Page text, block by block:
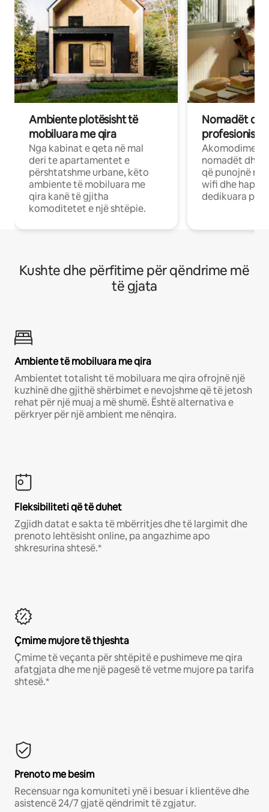
Ambiente plotësisht të
mobiluara me qira
Nga kabinat e qeta në mal
deri te apartamentet e
përshtatshme urbane, këto
ambiente të mobiluara me
qira kanë të gjitha
komoditetet e një shtëpie.
Nomadët
Akomodime
nomadët dhe
që punojnë në
wifi dhe
dedikuara
Kushte dhe përfitime për qëndrime më
të gjata
Ambiente të mobiluara me qira
Ambientet totalisht të mobiluara me qira ofrojnë një
kuzhinë dhe gjithë shërbimet e nevojshme që të jetosh
rehat për një muaj a më shumë. Është alternativa e
përkryer për një ambient me nënqira.
Fleksibiliteti që të duhet
Zgjidh datat e sakta të mbërritjes dhe të largimit dhe
prenoto lehtësisht online, pa angazhime apo
shkresurina shtesë.*
Çmime mujore të thjeshta
Çmime të veçanta për shtëpitë e pushimeve me qira
afatgjata dhe me një pagesë të vetme mujore pa tarifa
shtesë.*
Prenoto me besim
Recensuar nga komuniteti ynë i besuar i klientëve dhe
asistencë 24/7 gjatë qëndrimit të zgjatur.